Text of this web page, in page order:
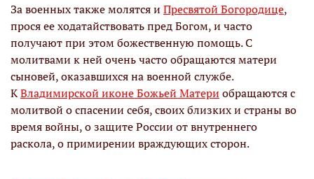
За военных также молятся и Пресвятой Богородице,
прося ее ходатайствовать пред Богом, и часто
получают при этом божественную помощь. С
молитвами к ней очень часто обращаются матери
сыновей, оказавшихся на военной службе.
КВладимирской иконе Божьей Матери обращаются с
молитвой о спасении себя, своих близких и страны во
время войны, о защите России от внутреннего
раскола, о примирении враждующих сторон.